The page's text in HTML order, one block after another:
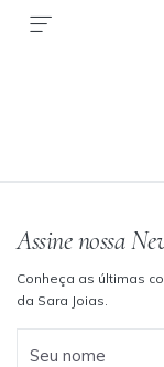
Assine nossa
Conheça as últimas
da Sara Joias.
Seu nome